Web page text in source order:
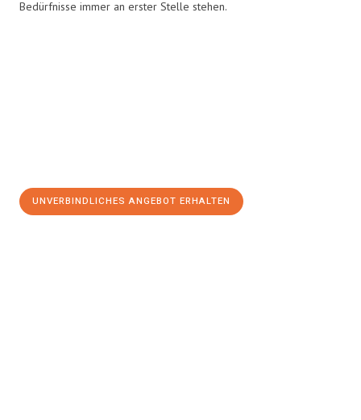
Bedürfnisse immer an erster Stelle stehen.
UNVERBINDLICHES ANGEBOT ERHALTEN